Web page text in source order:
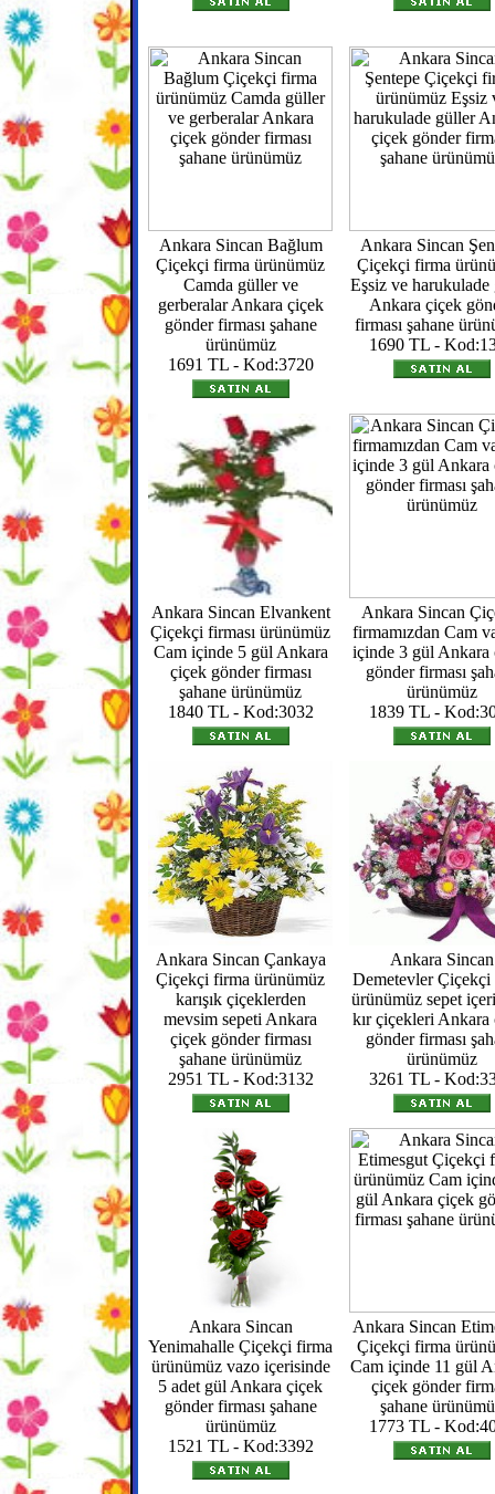
Ankara Sincan Bağlum
Çiçekçi firma ürünümüz
Camda güller ve
gerberalar Ankara çiçek
gönder firması şahane
ürünümüz
1691 TL - Kod:3720
Ankara Sincan
Çiçekçi firma
Eşsiz ve harukulade
Ankara çiçek
firması şahane
1690 TL -
Ankara Sincan Elvankent
Çiçekçi firması ürünümüz
Cam içinde 5 gül Ankara
çiçek gönder firması
şahane ürünümüz
1840 TL - Kod:3032
Ankara Sincan
firmamızdan Cam
içinde 3 gül Ankara
gönder firması
ürünümüz
1839 TL -
Ankara Sincan Çankaya
Çiçekçi firma ürünümüz
karışık çiçeklerden
mevsim sepeti Ankara
çiçek gönder firması
şahane ürünümüz
2951 TL - Kod:3132
Ankara Sincan
Demetevler Çiçekçi
ürünümüz sepet
kır çiçekleri Ankara
gönder firması
ürünümüz
3261 TL -
Ankara Sincan
Yenimahalle Çiçekçi firma
ürünümüz vazo içerisinde
5 adet gül Ankara çiçek
gönder firması şahane
ürünümüz
1521 TL - Kod:3392
Ankara Sincan
Çiçekçi firma
Cam içinde 11 gül
çiçek gönder
şahane
1773 TL -